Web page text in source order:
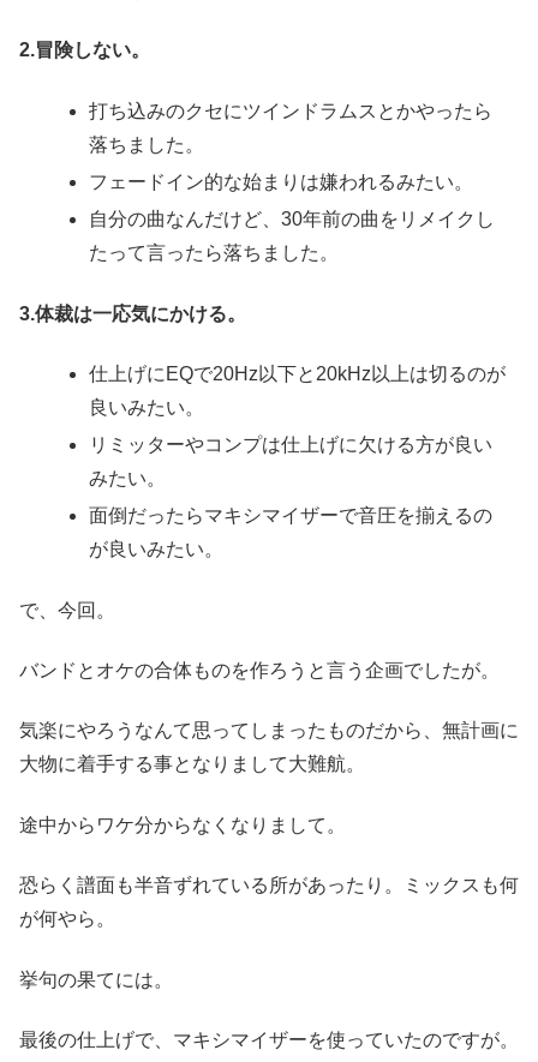
2.冒険しない。
打ち込みのクセにツインドラムスとかやったら
落ちました。
フェードイン的な始まりは嫌われるみたい。
自分の曲なんだけど、30年前の曲をリメイクし
たって言ったら落ちました。
3.体裁は一応気にかける。
仕上げにEQで20Hz以下と20kHz以上は切るのが
良いみたい。
リミッターやコンプは仕上げに欠ける方が良い
みたい。
面倒だったらマキシマイザーで音圧を揃えるの
が良いみたい。
で、今回。
バンドとオケの合体ものを作ろうと言う企画でしたが。
気楽にやろうなんて思ってしまったものだから、無計画に
大物に着手する事となりまして大難航。
途中からワケ分からなくなりまして。
恐らく譜面も半音ずれている所があったり。ミックスも何
が何やら。
挙句の果てには。
最後の仕上げで、マキシマイザーを使っていたのですが。